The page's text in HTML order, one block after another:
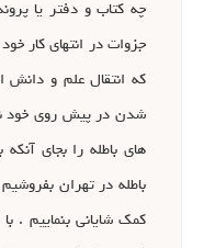
چه کتاب و دفتر یا
جزوات در انتهای کار
که انتقال علم و دانش
شدن در پیش روی خود
های باطله را بجای آنکه
باطله در تهران
کمک شایانی بنماییم .